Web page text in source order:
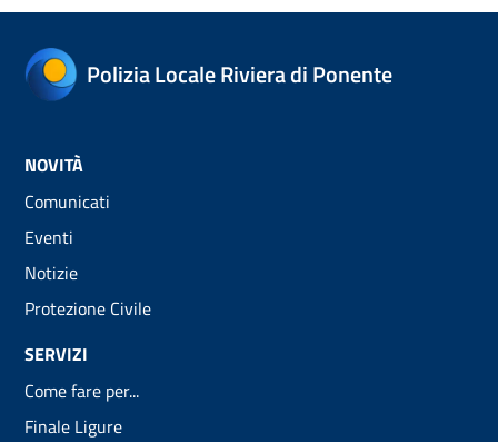
Polizia Locale Riviera di Ponente
NOVITÀ
Comunicati
Eventi
Notizie
Protezione Civile
SERVIZI
Come fare per...
Finale Ligure